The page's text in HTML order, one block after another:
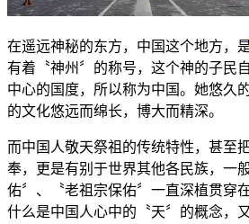
在遥远神秘的东方，中国这个地方，
有着〝神州〞的称号，这个神的子民
中心的国度，所以称为中国。她悠久
的文化悠远而绵长，博大而精深。
而中国人敬天祭祖的传统特性，甚至
奉，更是有别于世界其他各民族，一
佑〞、〝老祖宗保佑〞一直深植贯穿
什么是中国人心中的〝天〞的概念，